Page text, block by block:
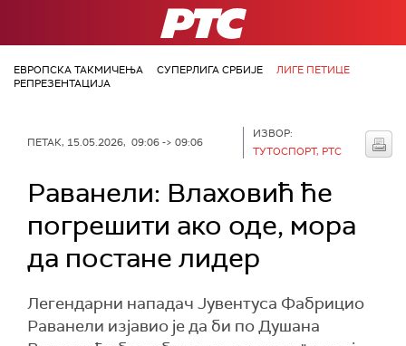
РТС
ЕВРОПСКА ТАКМИЧЕЊА СУПЕРЛИГА СРБИЈЕ
ЛИГЕ ПЕТИЦЕ
РЕПРЕЗЕНТАЦИЈА
ПЕТАК, 15.05.2026, 09:06 -> 09:06
ИЗВОР:
ТУТОСПОРТ, РТС
Раванели: Влаховић ће
погрешити ако оде, мора
да постане лидер
Легендарни нападач Јувентуса Фабрицио
Раванели изјавио је да би по Душана